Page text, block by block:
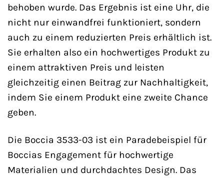
behoben wurde. Das Ergebnis ist eine Uhr, die
nicht nur einwandfrei funktioniert, sondern
auch zu einem reduzierten Preis erhältlich ist.
Sie erhalten also ein hochwertiges Produkt zu
einem attraktiven Preis und leisten
gleichzeitig einen Beitrag zur Nachhaltigkeit,
indem Sie einem Produkt eine zweite Chance
geben.
Die Boccia 3533-03 ist ein Paradebeispiel für
Boccias Engagement für hochwertige
Materialien und durchdachtes Design. Das